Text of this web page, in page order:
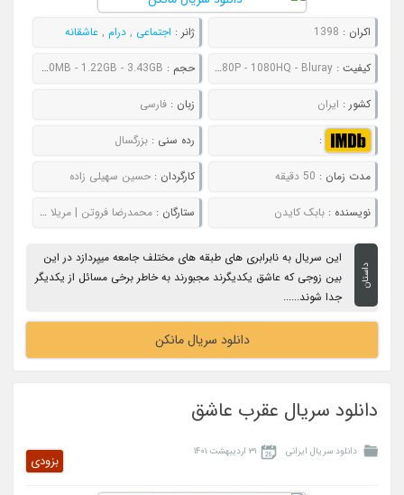
اکران : 1398 ژانر : اجتماعی , درام , عاشقانه
کیفیت :480P - 720P - 1080P - 1080HQ - Bluray حجم : 320MB - 466MB - 910MB - 1.22GB - 3.43GB
کشور : ایران زبان : فارسی
: رده سنی : بزرگسال
مدت زمان : 50 دقیقه کارگردان : حسین سهیلی زاده
نویسنده :بابک کایدن ستارگان : محمدرضا فروتن | مریلا زارعی | امیرحسین آرمان | نازنین بیاتی
داستان
این سریال به نابرابری های طبقه های مختلف جامعه میپردازد در این
بین زوجی که عاشق یکدیگرند مجبورند به خاطر برخی مسائل از یکدیگر
جدا شوند......
دانلود سریال مانکن
دانلود سریال عقرب عاشق
دانلود سریال ایرانی ۳۱ اردیبهشت ۱۴۰۱
بزودی